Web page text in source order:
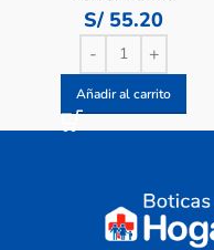
S/ 55.20
Añadir al carrito